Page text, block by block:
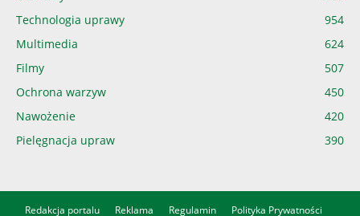
Technologia uprawy
954
Multimedia
624
Filmy
507
Ochrona warzyw
450
Nawożenie
420
Pielęgnacja upraw
390
Redakcja portalu Reklama Regulamin Polityka Prywatności